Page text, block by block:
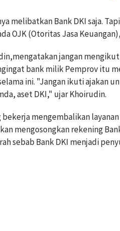
melibatkan Bank DKI saja.
OJK (Otoritas Jasa
jangan
bank milik Pemprov itu
ini. "Jangan ikuti ajakan
aset DKI," ujar Khoirudin.
mengembalikan layanan
mengosongkan rekening
sebab Bank DKI menjadi